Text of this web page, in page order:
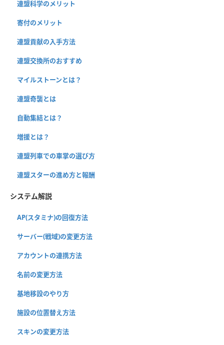
連盟科学のメリット
寄付のメリット
連盟貢献の入手方法
連盟交換所のおすすめ
マイルストーンとは？
連盟奇襲とは
自動集結とは？
増援とは？
連盟列車での車掌の選び方
連盟スターの進め方と報酬
システム解説
AP(スタミナ)の回復方法
サーバー(戦域)の変更方法
アカウントの連携方法
名前の変更方法
基地移設のやり方
施設の位置替え方法
スキンの変更方法